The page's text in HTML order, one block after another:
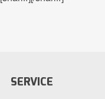
SERVICE